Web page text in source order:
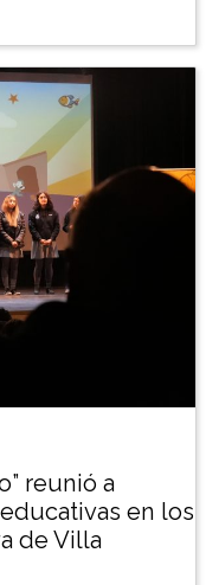
reunió a
en los
de Villa